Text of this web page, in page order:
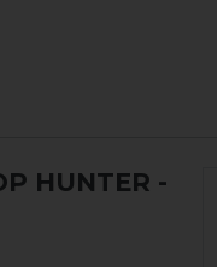
HUNTER -